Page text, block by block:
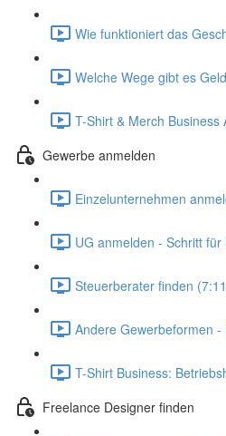
Wie funktioniert das
Welche Wege gibt es
T-Shirt & Merch
Gewerbe anmelden
Einzelunternehmen
UG anmelden - Schritt für
Steuerberater finden
Andere Gewerbeformen
T-Shirt Business:
Freelance Designer finden